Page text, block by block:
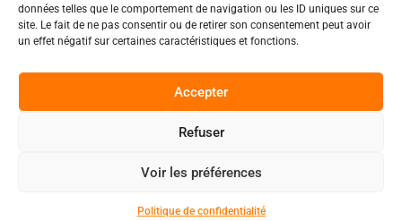
données telles que le comportement de navigation ou les ID uniques sur ce
site. Le fait de ne pas consentir ou de retirer son consentement peut avoir
un effet négatif sur certaines caractéristiques et fonctions.
Accepter
Refuser
Voir les préférences
Politique de confidentialité
Nos évènements
Nous contacter
Politique de confidentialité
Nos conditions de vente et livraison
Code de conduite
Copyright 2025 © All rights Reserved.